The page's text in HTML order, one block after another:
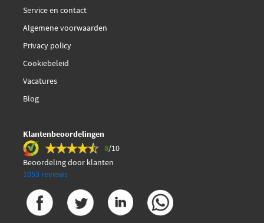
Service en contact
Algemene voorwaarden
Privacy policy
Cookiebeleid
Vacatures
Blog
Klantenbeoordelingen
8/10
Beoordeling door klanten
1053 reviews